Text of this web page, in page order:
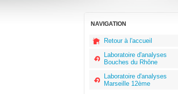
NAVIGATION
Retour à l'accueil
Laboratoire d'analyses
Bouches du Rhône
Laboratoire d'analyses
Marseille 12ème